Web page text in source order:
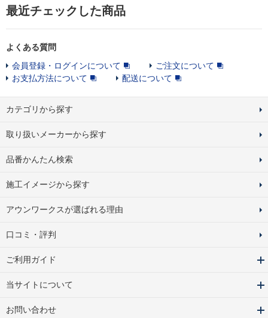
最近チェックした商品
よくある質問
会員登録・ログインについて
ご注文について
お支払方法について
配送について
カテゴリから探す
取り扱いメーカーから探す
品番かんたん検索
施工イメージから探す
アウンワークスが選ばれる理由
口コミ・評判
ご利用ガイド
当サイトについて
お問い合わせ